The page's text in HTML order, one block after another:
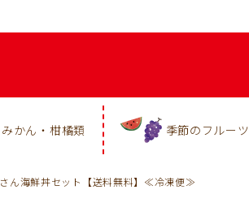
みかん・柑橘類 季節のフルーツ
ん海鮮丼セット【送料無料】≪冷凍便≫